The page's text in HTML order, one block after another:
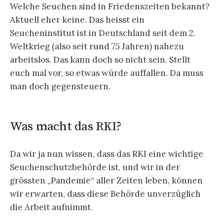
Welche Seuchen sind in Friedenszeiten bekannt?
Aktuell eher keine. Das heisst ein
Seucheninstitut ist in Deutschland seit dem 2.
Weltkrieg (also seit rund 75 Jahren) nahezu
arbeitslos. Das kann doch so nicht sein. Stellt
euch mal vor, so etwas würde auffallen. Da muss
man doch gegensteuern.
Was macht das RKI?
Da wir ja nun wissen, dass das RKI eine wichtige
Seuchenschutzbehörde ist, und wir in der
grössten „Pandemie“ aller Zeiten leben, können
wir erwarten, dass diese Behörde unverzüglich
die Arbeit aufnimmt.